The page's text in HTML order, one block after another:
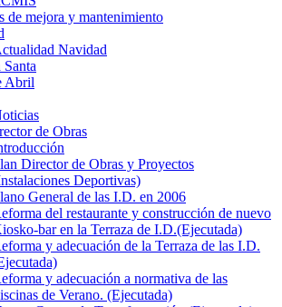
de mejora y mantenimiento
Navidad
Santa
Abril
de Obras
Director de Obras y Proyectos
Deportivas)
General de las I.D. en 2006
del restaurante y construcción de nuevo
bar en la Terraza de I.D.(Ejecutada)
y adecuación de la Terraza de las I.D.
y adecuación a normativa de las
de Verano. (Ejecutada)